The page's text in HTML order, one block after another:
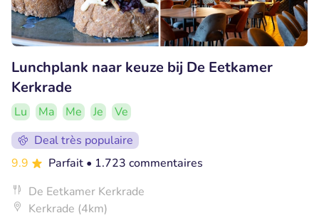
Lunchplank naar keuze bij De Eetkamer
Kerkrade
Lu Ma Me Je
Ve
Deal très populaire
9.9
Parfait • 1.723 commentaires
De Eetkamer Kerkrade
Kerkrade (4km)